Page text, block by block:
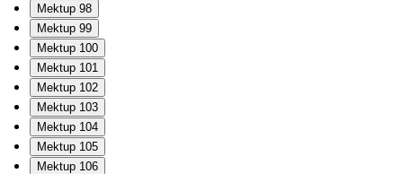
Mektup 98
Mektup 99
Mektup 100
Mektup 101
Mektup 102
Mektup 103
Mektup 104
Mektup 105
Mektup 106